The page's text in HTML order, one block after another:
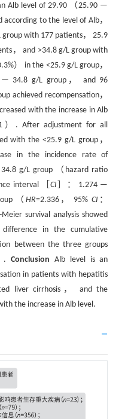
Alb level of 29.90 （25.90 —
to the level of Alb，
with 177 patients， 25.9
， and >34.8 g/L group with
） in the <25.9 g/L group，
34.8 g/L group， and 96
achieved recompensation，
with the increase in Alb
）. After adjustment for all
with the <25.9 g/L group，
in the incidence rate of
g/L group （hazard ratio
interval ［CI ］： 1.274 —
（ HR=2.336， 95% CI ：
survival analysis showed
in the cumulative
between the three groups
. Conclusion Alb level is an
in patients with hepatitis
liver cirrhosis， and the
the increase in Alb level.